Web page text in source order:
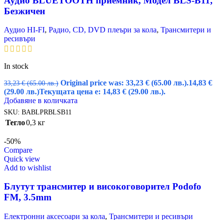
Безжичен
Аудио HI-FI, Радио, CD, DVD плеъри за кола, Трансмитери и
ресивъри
In stock
33,23€ (65.00 лв.) Original price was: 33,23 € (65.00 лв.).14,83 €
(29.00 лв.)Текущата цена е: 14,83 € (29.00 лв.).
Добавяне в количката
SKU: BABLPRBLSB11
Тегло0,3 кг
-50%
Compare
Quick view
Add to wishlist
Блутут трансмитер и високоговорител Podofo
FM, 3.5mm
Електронни аксесоари за кола, Трансмитери и ресивъри